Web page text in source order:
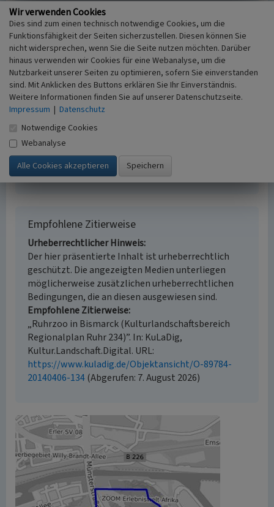
Schlagwörter
Kulturlandschaftsbereich Zoologischer Garten
Zechensiedlung Kriegsgefangenenlager
Fachsicht(en)
Kulturlandschaftspflege, Archäologie,
Denkmalpflege, Landeskunde, Raumplanung
Erfassungsmaßstab
i.d.R. 1:25.000 (kleiner als 1:20.000)
Erfassungsmethode
Literaturauswertung, Geländebegehung/-
kartierung, Archivauswertung
Historischer Zeitraum
Beginn 2012
Empfohlene Zitierweise
Urheberrechtlicher Hinweis
Der hier präsentierte Inhalt ist urheberrechtlich
geschützt. Die angezeigten Medien unterliegen
möglicherweise zusätzlichen urheberrechtlichen
Bedingungen, die an diesen ausgewiesen sind.
Empfohlene Zitierweise
„Ruhrzoo in Bismarck (Kulturlandschaftsbereich
Regionalplan Ruhr 234)”. In: KuLaDig,
Kultur.Landschaft.Digital. URL:
https://www.kuladig.de/Objektansicht/O-89784-
20140406-134(Abgerufen: 7. August 2026)
Wir verwenden Cookies
Dies sind zum einen technisch notwendige Cookies, um die
Funktionsfähigkeit der Seiten sicherzustellen. Diesen können Sie
nicht widersprechen, wenn Sie die Seite nutzen möchten. Darüber
hinaus verwenden wir Cookies für eine Webanalyse, um die
Nutzbarkeit unserer Seiten zu optimieren, sofern Sie einverstanden
sind. Mit Anklicken des Buttons erklären Sie Ihr Einverständnis.
Weitere Informationen finden Sie auf unserer Datenschutzseite.
Impressum | Datenschutz
Notwendige Cookies
Webanalyse